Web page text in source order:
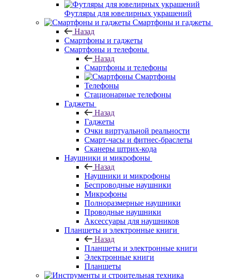
Футляры для ювелирных украшений
Смартфоны и гаджеты
Назад
Смартфоны и гаджеты
Смартфоны и телефоны
Назад
Смартфоны и телефоны
Смартфоны
Телефоны
Стационарные телефоны
Гаджеты
Назад
Гаджеты
Очки виртуальной реальности
Смарт-часы и фитнес-браслеты
Сканеры штрих-кода
Наушники и микрофоны
Назад
Наушники и микрофоны
Беспроводные наушники
Микрофоны
Полноразмерные наушники
Проводные наушники
Аксессуары для наушников
Планшеты и электронные книги
Назад
Планшеты и электронные книги
Электронные книги
Планшеты